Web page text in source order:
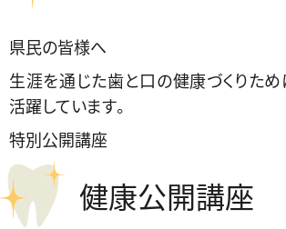
県民の皆様へ
生涯を通じた歯と口の健康づくりた
活躍しています。
特別公開講座
健康公開講座